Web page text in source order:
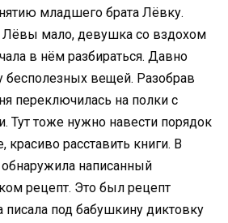
младшего брата Лёвку.
Лёвы мало, девушка со вздохом
в нём разбираться. Давно
бесполезных вещей. Разобрав
переключилась на полки с
Тут тоже нужно навести порядок
расставить книги. В
написанный
рецепт. Это был рецепт
под бабушкину диктовку